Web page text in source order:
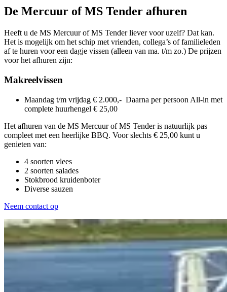
De Mercuur of MS Tender afhuren
Heeft u de MS Mercuur of MS Tender liever voor uzelf? Dat kan.
Het is mogelijk om het schip met vrienden, collega’s of familieleden
af te huren voor een dagje vissen (alleen van ma. t/m zo.) De prijzen
voor het afhuren zijn:
Makreelvissen
Maandag t/m vrijdag € 2.000,- Daarna per persoon All-in met
complete huurhengel € 25,00
Het afhuren van de MS Mercuur of MS Tender is natuurlijk pas
compleet met een heerlijke BBQ. Voor slechts € 25,00 kunt u
genieten van:
4 soorten vlees
2 soorten salades
Stokbrood kruidenboter
Diverse sauzen
Neem contact op